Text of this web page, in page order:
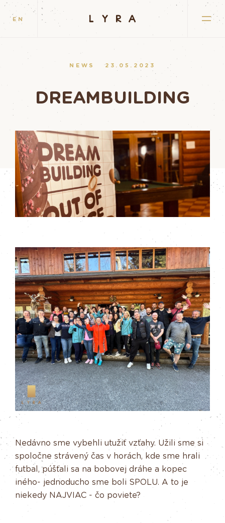
EN
NEWS 23.05.2023
DREAMBUILDING
Nedávno sme vybehli utužiť vzťahy. Užili sme si
spoločne strávený čas v horách, kde sme hrali
futbal, púšťali sa na bobovej dráhe a kopec
iného- jednoducho sme boli SPOLU. A to je
niekedy NAJVIAC - čo poviete?